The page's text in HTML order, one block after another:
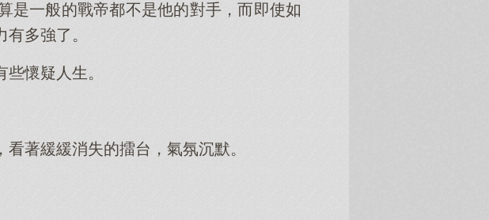
是一般的戰帝都不是他的對手，而即使如
多強了。
懷疑人生。
著緩緩消失的擂台，氣氛沉默。